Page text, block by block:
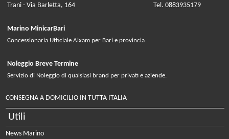
Trani - Via Barletta, 164
Tel. 0883935179
Marino MinicarBari
Concessionaria Ufficiale Aixam per Bari e provincia
Noleggio Breve Termine
Servizio di Noleggio di qualsiasi brand per privati e aziende.
CONSEGNA A DOMICILIO IN TUTTA ITALIA
Utili
News Marino